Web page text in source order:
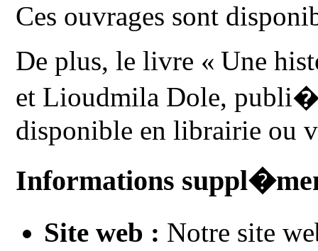
Ces ouvrages sont
De plus, le livre « Une
et Lioudmila Dole, publi�
disponible en librairie ou
Informations
Site web : Notre site